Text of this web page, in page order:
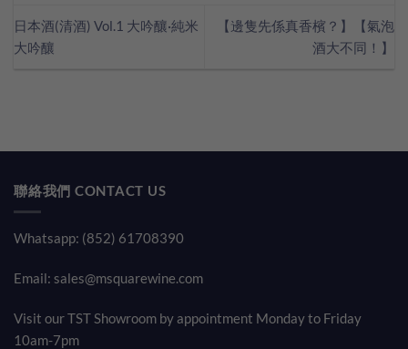
日本酒(清酒) Vol.1 大吟釀·純米
大吟釀
【邊隻先係真香檳？】【氣泡
酒大不同！】
聯絡我們 CONTACT US
Whatsapp: (852) 61708390
Email: sales@msquarewine.com
Visit our TST Showroom by appointment Monday to Friday
10am-7pm